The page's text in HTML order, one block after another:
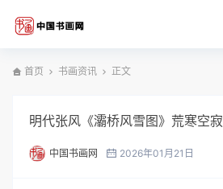
首页 书画资讯 正文
明代张风《灞桥风雪图》荒寒空寂
中国书画网 2026年01月21日